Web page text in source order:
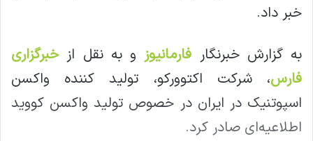
خبر داد.
به گزارش خبرنگار فارمانیوز و به نقل ازخبرگزاری
فارس، شرکت اکتوورکو، تولید کننده واکسن
اسپوتنیک در ایران در خصوص تولید واکسن کووید
اطلاعیه‌ای صادر کرد.